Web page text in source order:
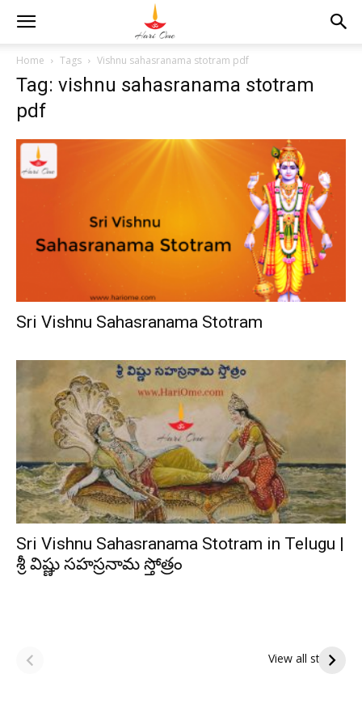
Home Tags Vishnu sahasranama stotram pdf
Tag: vishnu sahasranama stotram
pdf
Sri Vishnu Sahasranama Stotram
Sri Vishnu Sahasranama Stotram in Telugu |
శ్రీ విష్ణు సహస్రనామ స్తోత్రం
View all stories
పితృదేవతల ఆశీర్వాదం
పొందే పవిత్ర రోజు
ఇంద్రకీలాద్రి గిరి ప్రదక్షిణ